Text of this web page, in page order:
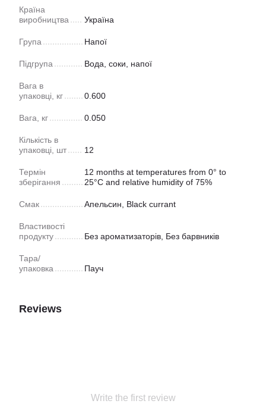
Країна
виробництва
Україна
Група Напої
Підгрупа Вода, соки, напої
Вага в
упаковці, кг
0.600
Вага, кг 0.050
Кількість в
упаковці, шт
12
Термін
зберігання
12 months at temperatures from 0° to
25°C and relative humidity of 75%
Смак Апельсин, Black currant
Властивості
продукту
Без ароматизаторів, Без барвників
Тара/
упаковка
Пауч
Reviews
Write the first review